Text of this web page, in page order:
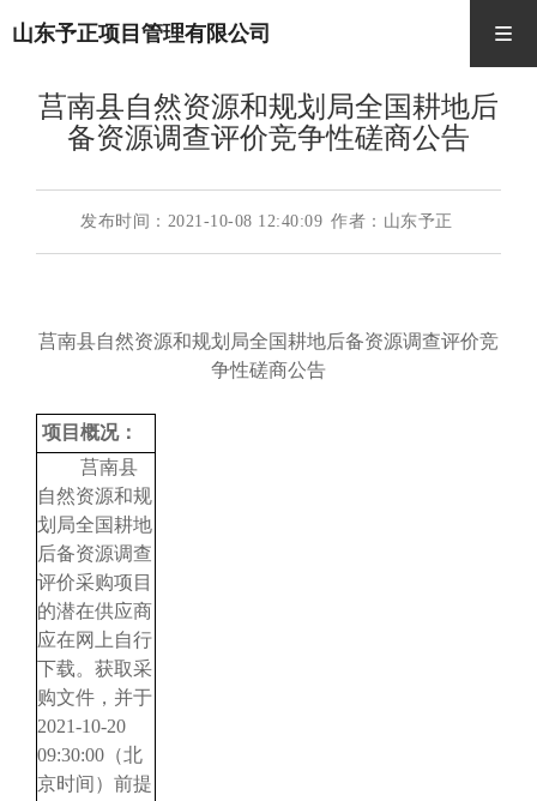
山东予正项目管理有限公司
莒南县自然资源和规划局全国耕地后
备资源调查评价竞争性磋商公告
发布时间：2021-10-08 12:40:09 作者：山东予正
莒南县自然资源和规划局全国耕地后备资源调查评价竞
争性磋商公告
项目概况：
莒南县
自然资源和规
划局全国耕地
后备资源调查
评价采购项目
的潜在供应商
应在网上自行
下载。获取采
购文件，并于
2021-10-20
09:30:00（北
京时间）前提